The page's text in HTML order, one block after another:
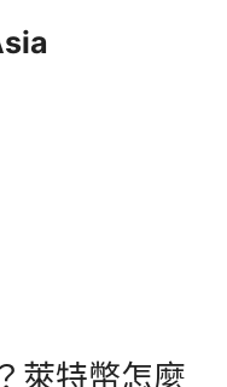
萊特幣怎麼